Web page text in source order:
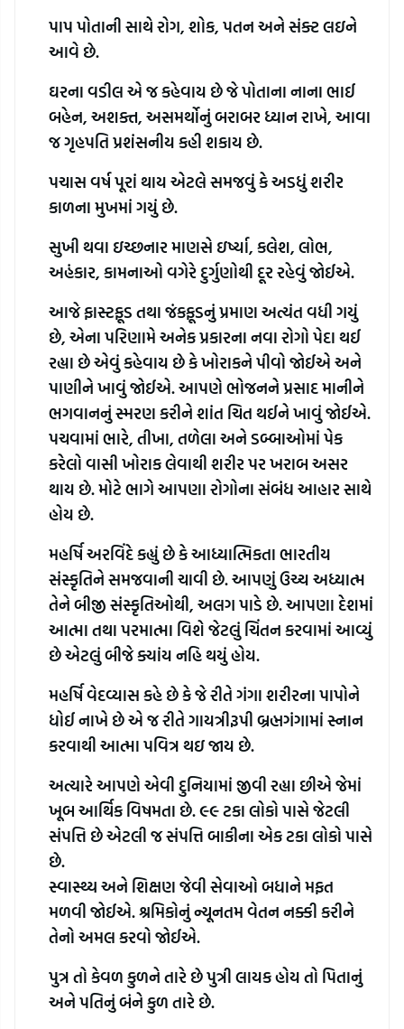
પાપ પોતાની સાથે રોગ, શોક, પતન અને સંક્ટ લઇને
આવે છે.
ઘરના વડીલ એ જ કહેવાય છે જે પોતાના નાના ભાઈ
બહેન, અશક્ત, અસમર્થોનું બરાબર ધ્યાન રાખે, આવા
જ ગૃહપતિ પ્રશંસનીય કહી શકાય છે.
પચાસ વર્ષ પૂરાં થાય એટલે સમજવું કે અડધું શરીર
કાળના મુખમાં ગયું છે.
સુખી થવા ઇચ્છનાર માણસે ઇર્ષ્યા, કલેશ, લોભ,
અહંકાર, કામનાઓ વગેરે દુર્ગુણોથી દૂર રહેવું જોઈએ.
આજે ફાસ્ટફૂડ તથા જંકફૂડનું પ્રમાણ અત્યંત વધી ગયું
છે, એના પરિણામે અનેક પ્રકારના નવા રોગો પેદા થઈ
રહ્યા છે એવું કહેવાય છે કે ખોરાકને પીવો જોઈએ અને
પાણીને ખાવું જોઈએ. આપણે ભોજનને પ્રસાદ માનીને
ભગવાનનું સ્મરણ કરીને શાંત ચિત થઈને ખાવું જોઈએ.
પચવામાં ભારે, તીખા, તળેલા અને ડબ્બાઓમાં પેક
કરેલો વાસી ખોરાક લેવાથી શરીર પર ખરાબ અસર
થાય છે. મોટે ભાગે આપણા રોગોના સંબંધ આહાર સાથે
હોય છે.
મહર્ષિ અરવિંદે કહ્યું છે કે આધ્યાત્મિકતા ભારતીય
સંસ્કૃતિને સમજવાની ચાવી છે. આપણું ઉચ્ચ અધ્યાત્મ
તેને બીજી સંસ્કૃતિઓથી, અલગ પાડે છે. આપણા દેશમાં
આત્મા તથા પરમાત્મા વિશે જેટલું ચિંતન કરવામાં આવ્યું
છે એટલું બીજે ક્યાંય નહિ થયું હોય.
મહર્ષિ વેદવ્યાસ કહે છે કે જે રીતે ગંગા શરીરના પાપોને
ધોઈ નાખે છે એ જ રીતે ગાયત્રીરૂપી બ્રહ્મગંગામાં સ્નાન
કરવાથી આત્મા પવિત્ર થઇ જાય છે.
અત્યારે આપણે એવી દુનિયામાં જીવી રહ્યા છીએ જેમાં
ખૂબ આર્થિક વિષમતા છે. ૯૯ ટકા લોકો પાસે જેટલી
સંપત્તિ છે એટલી જ સંપત્તિ બાકીના એક ટકા લોકો પાસે
છે.
સ્વાસ્થ્ય અને શિક્ષણ જેવી સેવાઓ બધાને મફત
મળવી જોઈએ. શ્રમિકોનું ન્યૂનતમ વેતન નક્કી કરીને
તેનો અમલ કરવો જોઈએ.
પુત્ર તો કેવળ કુળને તારે છે પુત્રી લાયક હોય તો પિતાનું
અને પતિનું બંને કુળ તારે છે.